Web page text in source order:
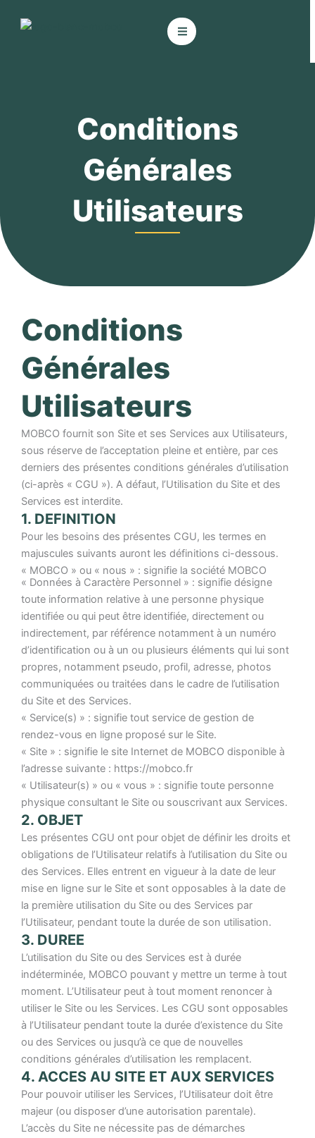
Conditions
Générales
Utilisateurs
Conditions
Générales
Utilisateurs
MOBCO fournit son Site et ses Services aux Utilisateurs,
sous réserve de l’acceptation pleine et entière, par ces
derniers des présentes conditions générales d’utilisation
(ci-après « CGU »). A défaut, l’Utilisation du Site et des
Services est interdite.
1. DEFINITION
Pour les besoins des présentes CGU, les termes en
majuscules suivants auront les définitions ci-dessous.
« MOBCO » ou « nous » : signifie la société MOBCO
« Données à Caractère Personnel » : signifie désigne
toute information relative à une personne physique
identifiée ou qui peut être identifiée, directement ou
indirectement, par référence notamment à un numéro
d’identification ou à un ou plusieurs éléments qui lui sont
propres, notamment pseudo, profil, adresse, photos
communiquées ou traitées dans le cadre de l’utilisation
du Site et des Services.
« Service(s) » : signifie tout service de gestion de
rendez-vous en ligne proposé sur le Site.
« Site » : signifie le site Internet de MOBCO disponible à
l’adresse suivante : https://mobco.fr
« Utilisateur(s) » ou « vous » : signifie toute personne
physique consultant le Site ou souscrivant aux Services.
2. OBJET
Les présentes CGU ont pour objet de définir les droits et
obligations de l’Utilisateur relatifs à l’utilisation du Site ou
des Services. Elles entrent en vigueur à la date de leur
mise en ligne sur le Site et sont opposables à la date de
la première utilisation du Site ou des Services par
l’Utilisateur, pendant toute la durée de son utilisation.
3. DUREE
L’utilisation du Site ou des Services est à durée
indéterminée, MOBCO pouvant y mettre un terme à tout
moment. L’Utilisateur peut à tout moment renoncer à
utiliser le Site ou les Services. Les CGU sont opposables
à l’Utilisateur pendant toute la durée d’existence du Site
ou des Services ou jusqu’à ce que de nouvelles
conditions générales d’utilisation les remplacent.
4. ACCES AU SITE ET AUX SERVICES
Pour pouvoir utiliser les Services, l’Utilisateur doit être
majeur (ou disposer d’une autorisation parentale).
L’accès du Site ne nécessite pas de démarches